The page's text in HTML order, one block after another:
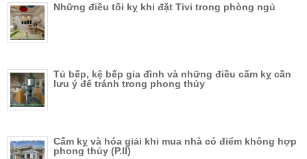
Những điều tối kỵ khi đặt Tivi trong phòng ngủ
Tủ bếp, kệ bếp gia đình và những điều cấm kỵ cần
lưu ý để tránh trong phong thủy
Cấm kỵ và hóa giải khi mua nhà có điểm không hợp
phong thủy (P.II)